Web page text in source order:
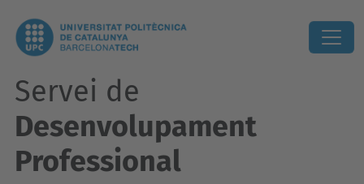
Servei de
Desenvolupament
Professional